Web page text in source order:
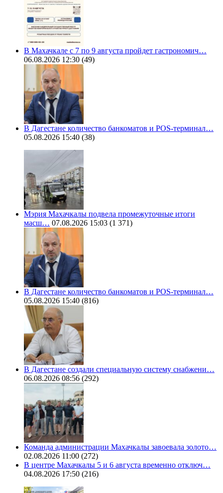
В Махачкале с 7 по 9 августа пройдет гастрономич…
06.08.2026 12:30 (49)
В Дагестане количество банкоматов и POS-терминал…
05.08.2026 15:40 (38)
Мэрия Махачкалы подвела промежуточные итоги
масш… 07.08.2026 15:03 (1 371)
В Дагестане количество банкоматов и POS-терминал…
05.08.2026 15:40 (816)
В Дагестане создали специальную систему снабжени…
06.08.2026 08:56 (292)
Команда администрации Махачкалы завоевала золото…
02.08.2026 11:00 (272)
В центре Махачкалы 5 и 6 августа временно отключ…
04.08.2026 17:50 (216)